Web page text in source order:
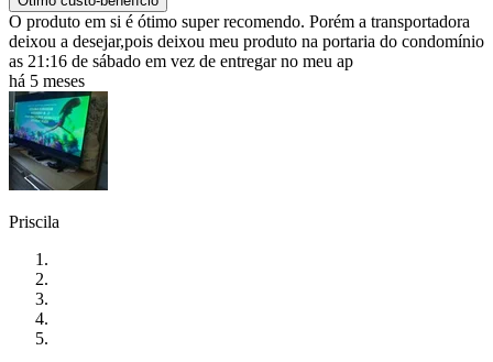
O produto em si é ótimo super recomendo. Porém a transportadora
deixou a desejar,pois deixou meu produto na portaria do condomínio
as 21:16 de sábado em vez de entregar no meu ap
há 5 meses
Priscila